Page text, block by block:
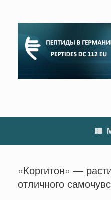
содержанию
«Коргитон» —
отличного